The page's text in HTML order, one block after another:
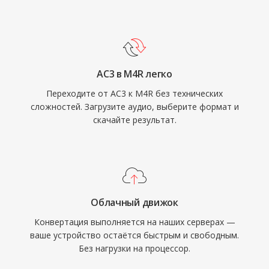
вроде Audacity справляются не хуже. После
интегрируется с настройками iOS для
звонков, будильников и уведомлений
отдельных контактов. Практические
преимущества — лёгкая установка на
воспроизведение благодаря кодеку AAC
даже при малом размере файла и
возможность назначить индивидуальные
рингтоны конкретным контактам для
мгновенной идентификации звонящего.
AC3 в M4R легко
Переходите от AC3 к M4R без технических
сложностей. Загрузите аудио, выберите формат и
скачайте результат.
Облачный движок
Конвертация выполняется на наших серверах —
ваше устройство остаётся быстрым и свободным.
Без нагрузки на процессор.